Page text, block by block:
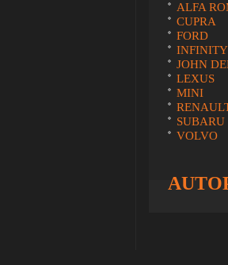
ALFA
CUPRA
FORD
INFINITY
JOHN
LEXUS
MINI
SUBARU
VOLVO